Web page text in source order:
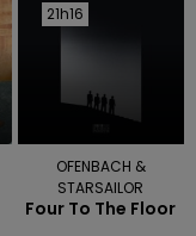
21h16
21h16
OFENBACH &
STARSAILOR
Four To The Floor